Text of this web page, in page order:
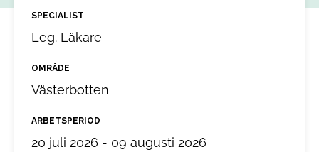
SPECIALIST
Leg. Läkare
OMRÅDE
Västerbotten
ARBETSPERIOD
20 juli 2026 - 09 augusti 2026